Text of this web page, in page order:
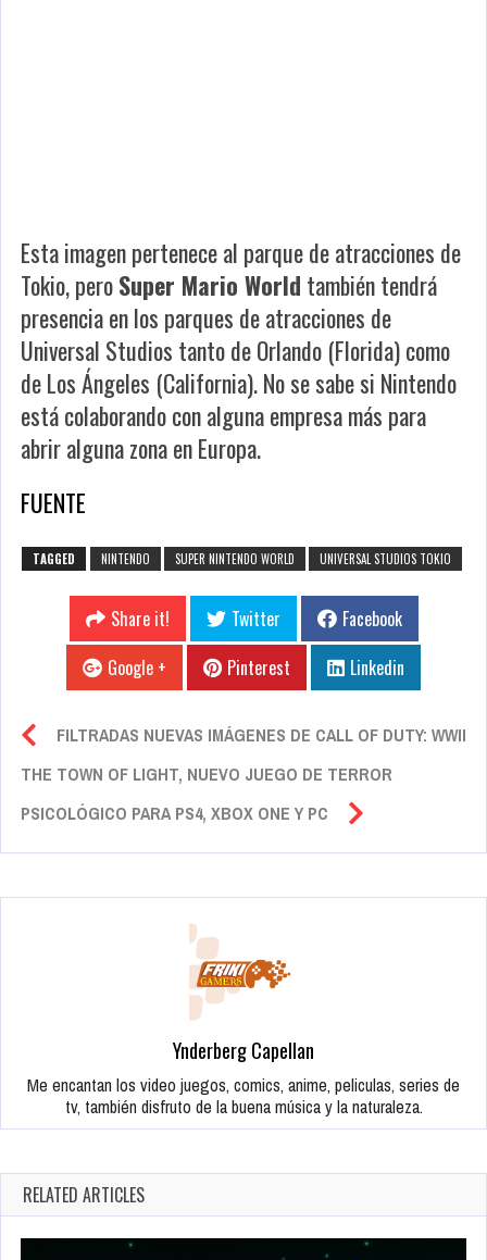
Esta imagen pertenece al parque de atracciones de
Tokio, peroSuper Mario World también tendrá
presencia en los parques de atracciones de
Universal Studios tanto de Orlando (Florida) como
de Los Ángeles (California). No se sabe si Nintendo
está colaborando con alguna empresa más para
abrir alguna zona en Europa.
FUENTE
TAGGED NINTENDO SUPER NINTENDO WORLD UNIVERSAL STUDIOS TOKIO
Share it! Twitter
Facebook
Google +
Pinterest Linkedin
FILTRADAS NUEVAS IMÁGENES DE CALL OF DUTY: WWII
THE TOWN OF LIGHT, NUEVO JUEGO DE TERROR
PSICOLÓGICO PARA PS4, XBOX ONE Y PC
Ynderberg Capellan
Me encantan los video juegos, comics, anime, peliculas, series de
tv, también disfruto de la buena música y la naturaleza.
RELATED ARTICLES